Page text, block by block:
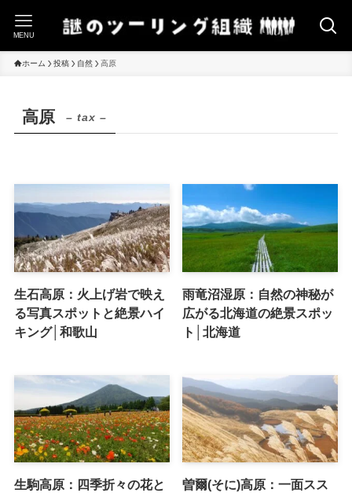
MENU
ホーム 投稿 自然 高原
高原 – tax –
生石高原：火上げ岩で映え
る写真スポットと絶景ハイ
キング│和歌山
雨竜沼湿原：自然の神秘が
広がる北海道の絶景スポッ
ト│北海道
生駒高原：四季折々の花と
曽爾(そに)高原：一面スス